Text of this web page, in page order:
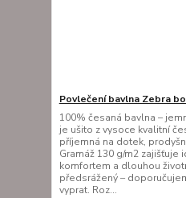
Povlečení bavlna Zebra
100% česaná bavlna –
je ušito z vysoce kvalitní
příjemná na dotek,
Gramáž 130 g/m2 zajišťuje
komfortem a dlouhou
předsrážený –
vyprat. Roz...